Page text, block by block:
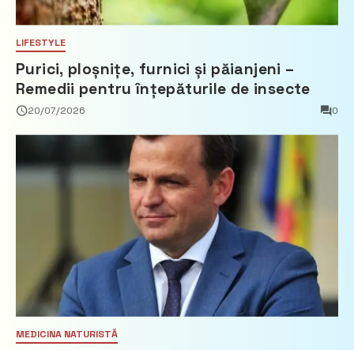
LIFESTYLE
Purici, ploșnițe, furnici și păianjeni –
Remedii pentru înțepăturile de insecte
20/07/2026 0
MEDICINA NATURISTĂ